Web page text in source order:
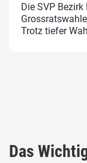
Die SVP
Trotz tiefer
Das